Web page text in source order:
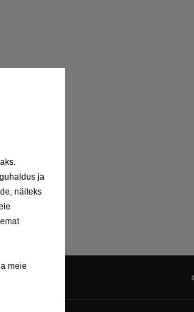
ja
näiteks
meie